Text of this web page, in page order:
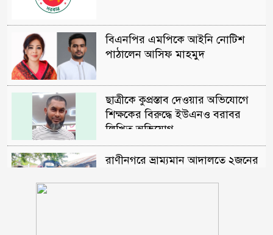
বিএনপির এমপিকে আইনি নোটিশ
পাঠালেন আসিফ মাহমুদ
ছাত্রীকে কুপ্রস্তাব দেওয়ার অভিযোগে
শিক্ষকের বিরুদ্ধে ইউএনও বরাবর
লিখিত অভিযোগ
রাণীনগরে ভ্রাম্যমান আদালতে ২জনের